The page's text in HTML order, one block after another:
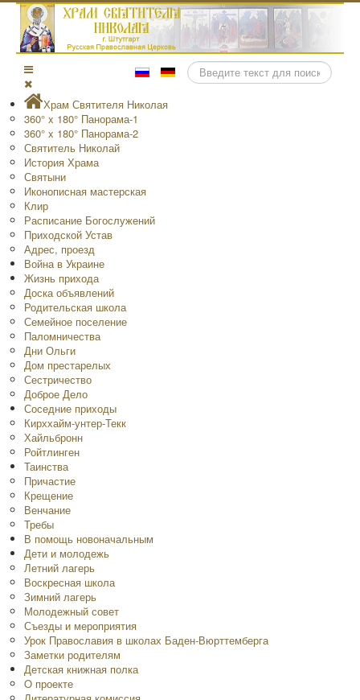
Поиск
Храм Святителя Николая
360° x 180° Панорама-1
360° x 180° Панорама-2
Святитель Николай
История Храма
Святыни
Иконописная мастерская
Клир
Расписание Богослужений
Приходской Устав
Адрес, проезд
Война в Украине
Жизнь прихода
Доска объявлений
Родительская школа
Семейное поселение
Паломничества
Дни Ольги
Дом престарелых
Сестричество
Доброе Дело
Соседние приходы
Кирххайм-унтер-Текк
Хайльбронн
Ройтлинген
Таинства
Причастие
Крещение
Венчание
Требы
В помощь новоначальным
Дети и молодежь
Летний лагерь
Воскресная школа
Зимний лагерь
Молодежный совет
Съезды и мероприятия
Урок Православия в школах Баден-Вюрттемберга
Заметки родителям
Детская книжная полка
O проекте